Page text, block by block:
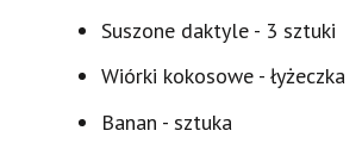
Suszone daktyle - 3 sztuki
Wiórki kokosowe - łyżeczka
Banan - sztuka